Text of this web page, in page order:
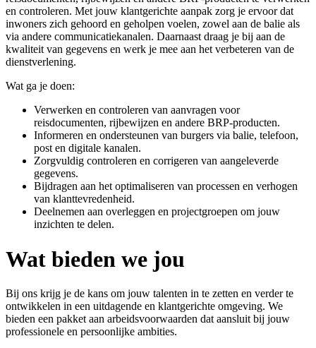
en controleren. Met jouw klantgerichte aanpak zorg je ervoor dat
inwoners zich gehoord en geholpen voelen, zowel aan de balie als
via andere communicatiekanalen. Daarnaast draag je bij aan de
kwaliteit van gegevens en werk je mee aan het verbeteren van de
dienstverlening.
Wat ga je doen:
Verwerken en controleren van aanvragen voor
reisdocumenten, rijbewijzen en andere BRP-producten.
Informeren en ondersteunen van burgers via balie, telefoon,
post en digitale kanalen.
Zorgvuldig controleren en corrigeren van aangeleverde
gegevens.
Bijdragen aan het optimaliseren van processen en verhogen
van klanttevredenheid.
Deelnemen aan overleggen en projectgroepen om jouw
inzichten te delen.
Wat bieden we jou
Bij ons krijg je de kans om jouw talenten in te zetten en verder te
ontwikkelen in een uitdagende en klantgerichte omgeving. We
bieden een pakket aan arbeidsvoorwaarden dat aansluit bij jouw
professionele en persoonlijke ambities.